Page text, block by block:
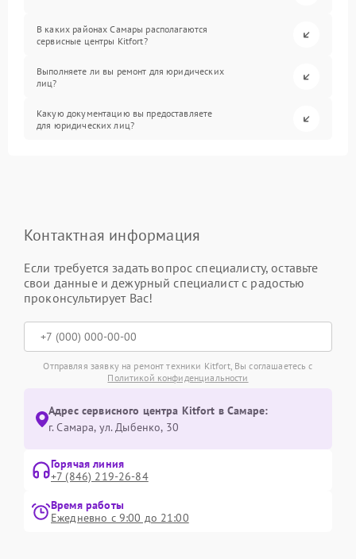
В каких районах Самары располагаются
сервисные центры Kitfort?
Выполняете ли вы ремонт для юридических
лиц?
Какую документацию вы предоставляете
для юридических лиц?
Контактная информация
Если требуется задать вопрос специалисту, оставьте
свои данные и дежурный специалист с радостью
проконсультирует Вас!
Отправляя заявку на ремонт техники Kitfort, Вы соглашаетесь с
Политикой конфиденциальности
Адрес сервисного центра Kitfort в Самаре:
г. Самара, ул. Дыбенко, 30
Горячая линия
+7 (846) 219-26-84
Время работы
Ежедневно с 9:00 до 21:00